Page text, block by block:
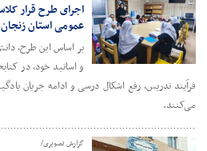
اجرای طرح قرار
عمومی استان زنجان
بر اساس این طرح،
و اساتید خود، در
فرآیند تدریس، رفع اشکال درسی و ادامه جریان
می‌کنند.
گزارش تصویری/